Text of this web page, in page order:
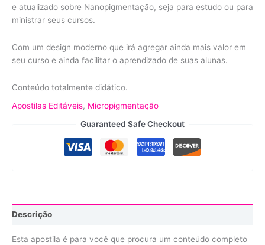
e atualizado sobre Nanopigmentação, seja para estudo ou para
ministrar seus cursos.
Com um design moderno que irá agregar ainda mais valor em
seu curso e ainda facilitar o aprendizado de suas alunas.
Conteúdo totalmente didático.
Apostilas Editáveis, Micropigmentação
Guaranteed Safe Checkout
Descrição
Esta apostila é para você que procura um conteúdo completo